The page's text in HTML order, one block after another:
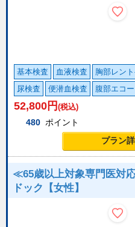
基本検査 血液検査 胸部レン
尿検査
便潜血検査 腹部エコー
52,800 円 (税込)
480 ポイント
プラン
≪65歳以上対象専門医対
ドック【女性】